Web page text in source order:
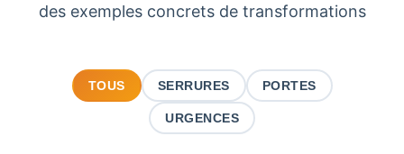
des exemples concrets de transformations
TOUS SERRURES PORTES
URGENCES